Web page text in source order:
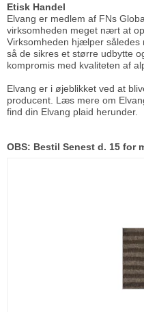
Etisk Handel
Elvang er medlem af FNs
virksomheden meget nært at
Virksomheden hjælper således
så de sikres et større udbytte
kompromis med kvaliteten af
Elvang er i øjeblikket ved at
producent. Læs mere om
find din Elvang plaid herunder.
OBS: Bestil Senest d. 15 for